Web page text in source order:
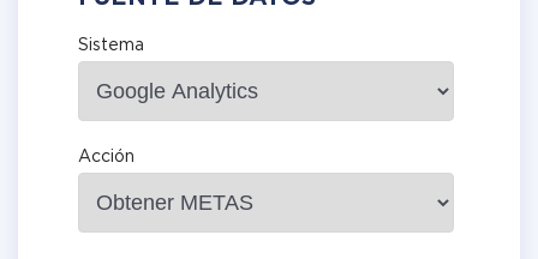
Sistema
Acción